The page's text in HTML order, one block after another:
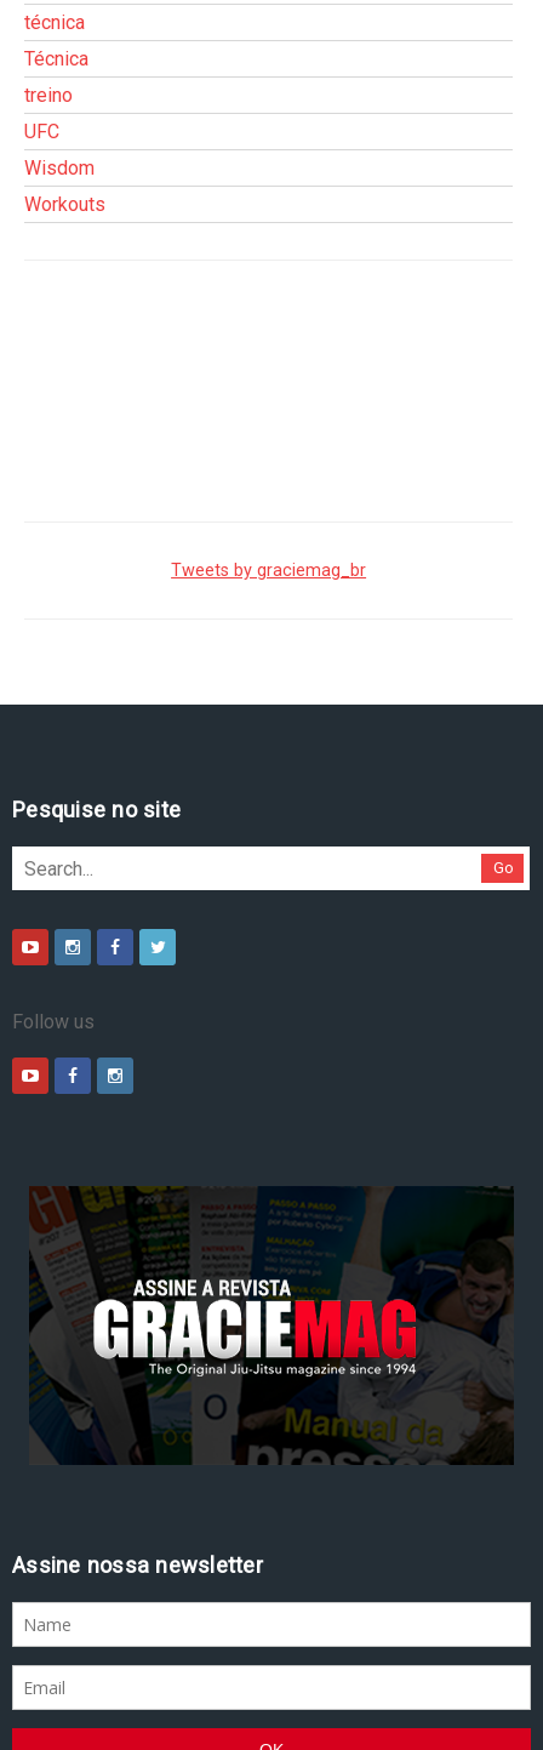
técnica
Técnica
treino
UFC
Wisdom
Workouts
Tweets by graciemag_br
Pesquise no site
Go
Follow us
Assine nossa newsletter